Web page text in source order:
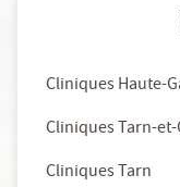
Cliniques Haute-
Cliniques Tarn-
Cliniques Tarn